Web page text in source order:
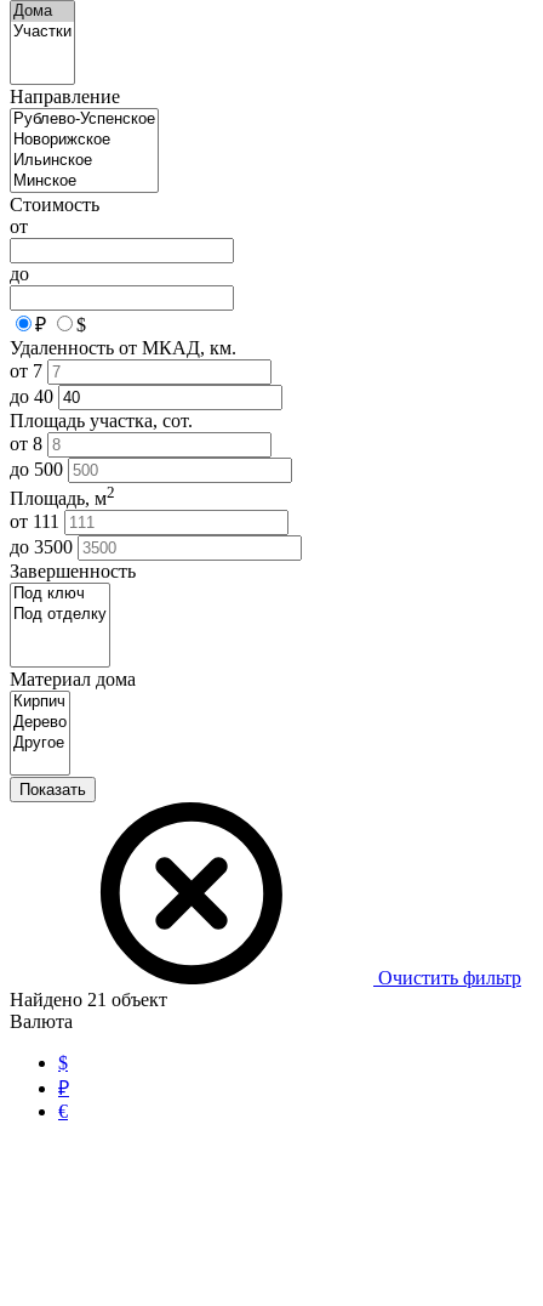
Направление
Стоимость
от
до
₽
$
Удаленность от МКАД, км.
от 7
до 40
Площадь участка, сот.
от 8
до 500
Площадь, м2
от 111
до 3500
Завершенность
Материал дома
Показать
Очистить фильтр
Найдено 21 объект
Валюта
$
₽
€